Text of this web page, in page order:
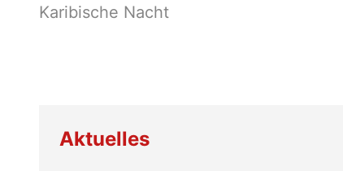
Aktuelles